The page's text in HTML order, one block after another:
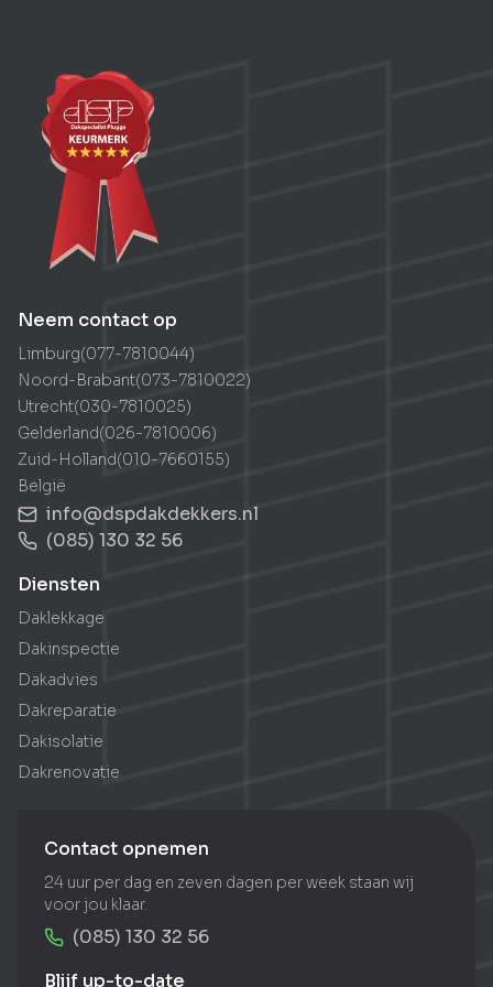
Neem direct contact op met Joris
Neem contact op
Limburg(077-7810044)
Noord-Brabant(073-7810022)
Utrecht(030-7810025)
Gelderland(026-7810006)
Zuid-Holland(010-7660155)
België
info@dspdakdekkers.nl
(085) 130 32 56
Diensten
Daklekkage
Dakinspectie
Dakadvies
Dakreparatie
Dakisolatie
Dakrenovatie
Contact opnemen
24 uur per dag en zeven dagen per week staan wij
voor jou klaar.
(085) 130 32 56
Blijf up-to-date